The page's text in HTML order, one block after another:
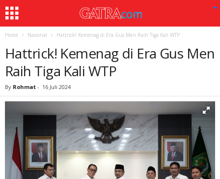
Home Nasional Hattrick! Kemenag di Era Gus Men Raih Tiga Kali WTP
Hattrick! Kemenag di Era Gus Men
Raih Tiga Kali WTP
By Rohmat - 16 Juli 2024